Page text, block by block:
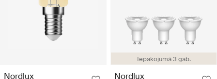
Nordlux
Iepakojumā 3 gab.
Nordlux